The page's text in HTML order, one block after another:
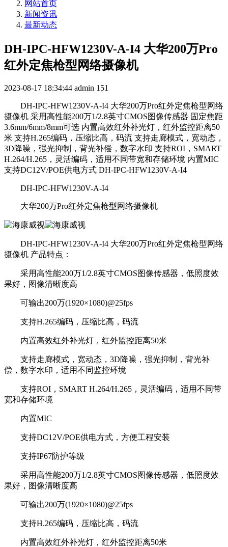
网站首页
新闻资讯
最新动态
DH-IPC-HFW1230V-A-I4 大华200万Pro
红外定焦枪型网络摄像机
2023-08-17 18:34:44 admin 151
DH-IPC-HFW1230V-A-I4 大华200万Pro红外定焦枪型网络
摄像机 采用高性能200万1/2.8英寸CMOS图像传感器 固定焦距
3.6mm/6mm/8mm可选 内置高效红外补光灯，红外监控距离50
米 支持H.265编码，压缩比高，码流 支持走廊模式，宽动态，
3D降噪，强光抑制，背光补偿，数字水印 支持ROI，SMART
H.264/H.265，灵活编码，适用不同带宽和存储环境 内置MIC
支持DC12V/POE供电方式 DH-IPC-HFW1230V-A-I4
DH-IPC-HFW1230V-A-I4
大华200万Pro红外定焦枪型网络摄像机
DH-IPC-HFW1230V-A-I4 大华200万Pro红外定焦枪型网络
摄像机 产品特点：
采用高性能200万1/2.8英寸CMOS图像传感器，低照度效
果好，图像清晰度高
可输出200万(1920×1080)@25fps
支持H.265编码，压缩比高，码流
内置高效红外补光灯，红外监控距离50米
支持走廊模式，宽动态，3D降噪，强光抑制，背光补
偿，数字水印，适用不同监控环境
支持ROI，SMART H.264/H.265，灵活编码，适用不同带
宽和存储环境
内置MIC
支持DC12V/POE供电方式，方便工程安装
支持IP67防护等级
采用高性能200万1/2.8英寸CMOS图像传感器，低照度效
果好，图像清晰度高
可输出200万(1920×1080)@25fps
支持H.265编码，压缩比高，码流
内置高效红外补光灯，红外监控距离50米